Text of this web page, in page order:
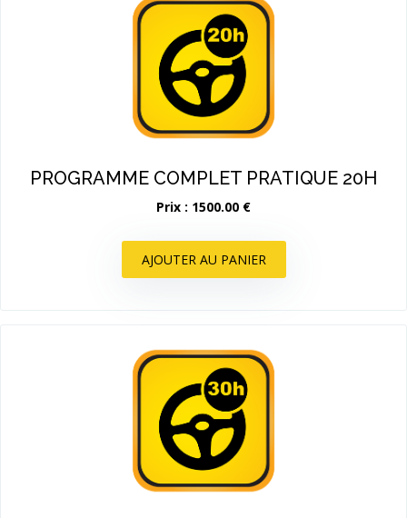
PROGRAMME COMPLET PRATIQUE 20H
Prix : 1500.00 €
AJOUTER AU PANIER